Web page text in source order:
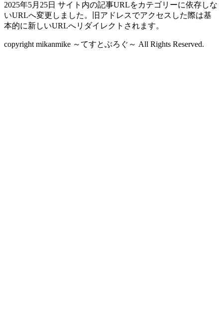
2025年5月25日 サイト内の記事URLをカテゴリーに依存しな
いURLへ変更しました。旧アドレスでアクセスした際は基
本的に新しいURLへリダイレクトされます。
copyright mikanmike ～てすとぶろぐ～ All Rights Reserved.